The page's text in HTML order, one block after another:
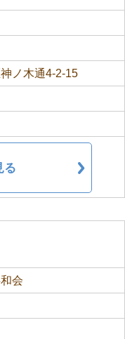
ノ木通4-2-15
る
会